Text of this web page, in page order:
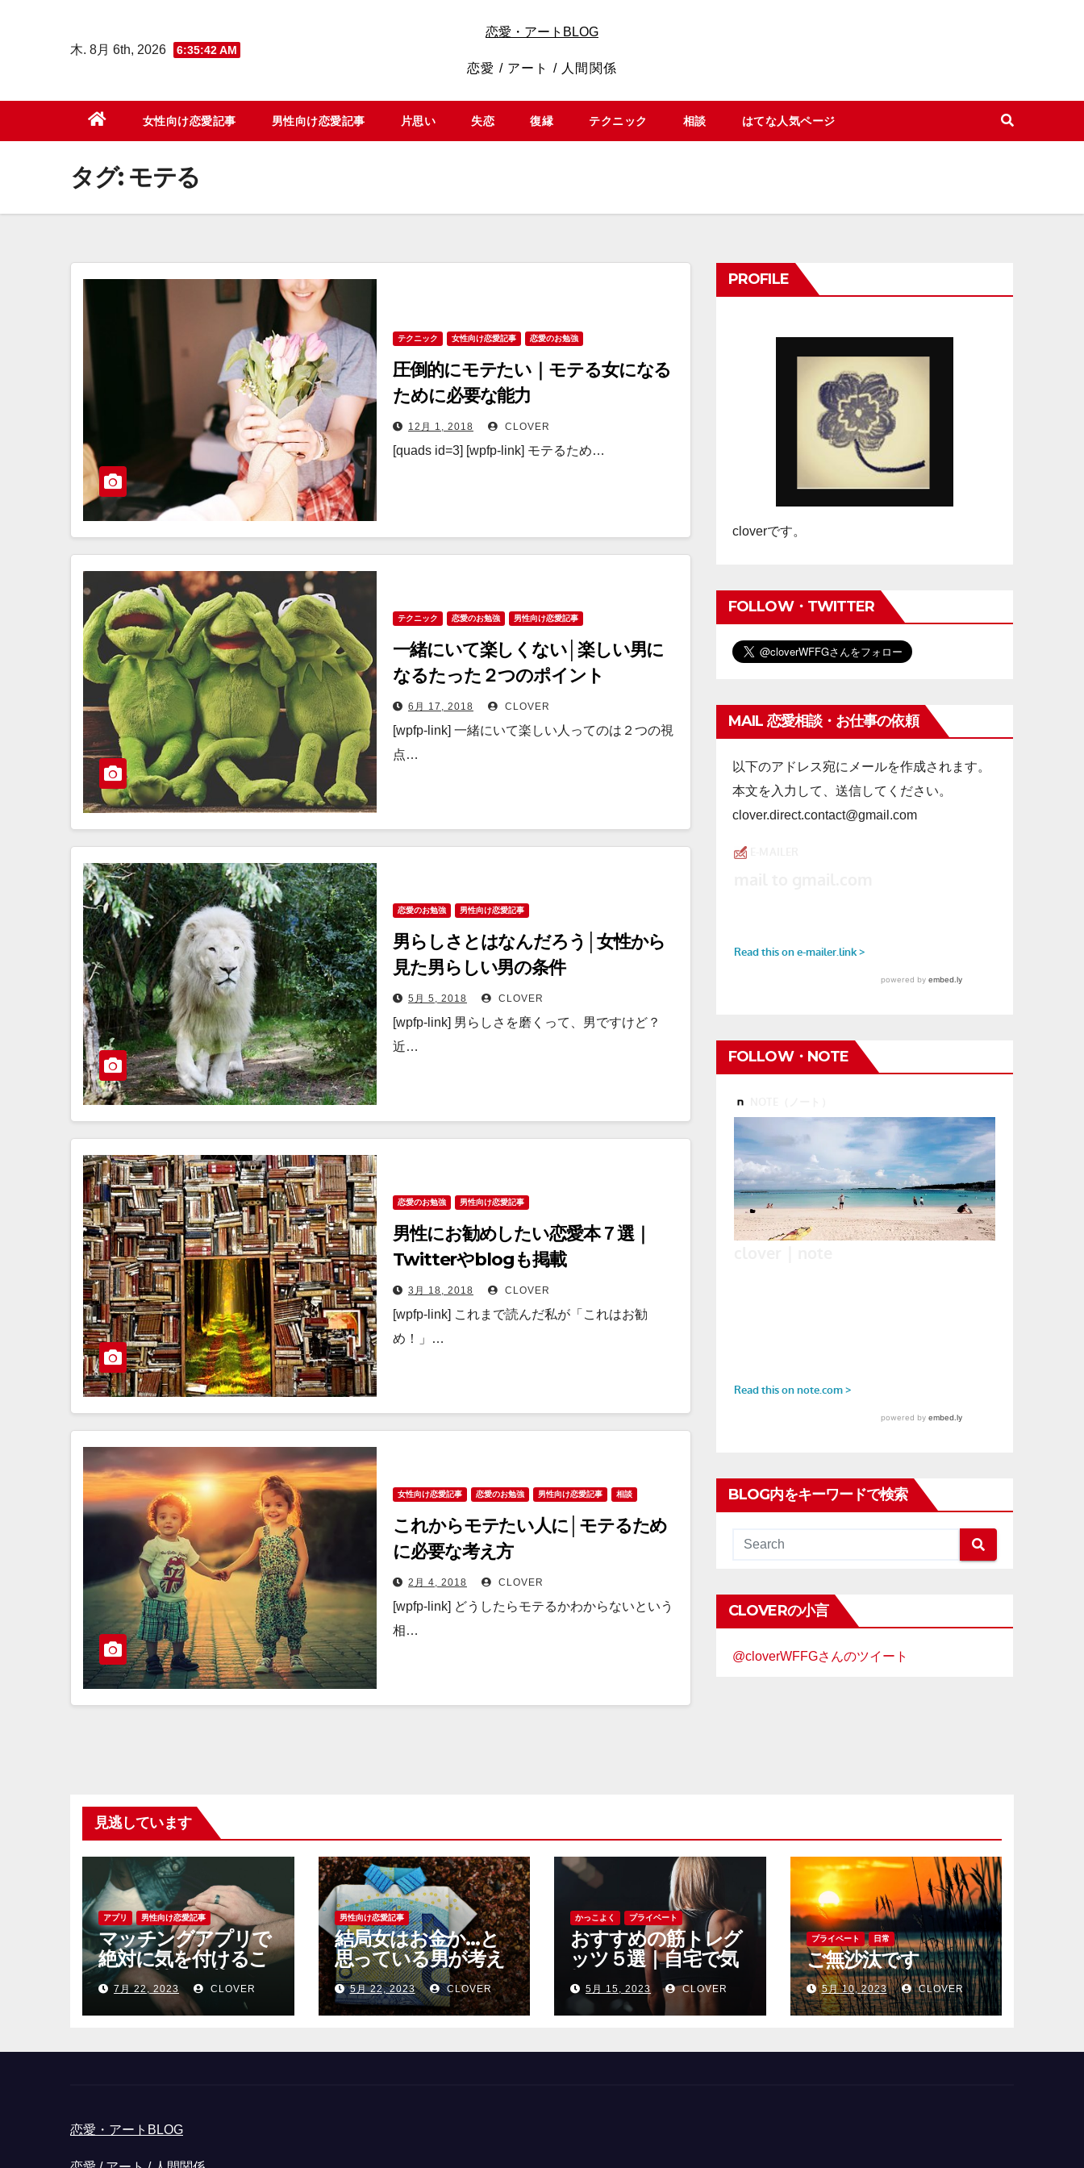
木. 8月 6th, 2026 6:35:43 AM
恋愛・アートBLOG
恋愛 / アート / 人間関係
女性向け恋愛記事 男性向け恋愛記事 片思い 失恋 復縁 テクニック 相談 はてな人気ページ
タグ: モテる
テクニック 女性向け恋愛記事 恋愛のお勉強
圧倒的にモテたい｜モテる女になる
ために必要な能力
12月 1, 2018 CLOVER
[quads id=3] [wpfp-link] モテるため…
テクニック 恋愛のお勉強 男性向け恋愛記事
一緒にいて楽しくない│楽しい男に
なるたった２つのポイント
6月 17, 2018 CLOVER
[wpfp-link] 一緒にいて楽しい人ってのは２つの視
点…
恋愛のお勉強 男性向け恋愛記事
男らしさとはなんだろう│女性から
見た男らしい男の条件
5月 5, 2018 CLOVER
[wpfp-link] 男らしさを磨くって、男ですけど？
近…
恋愛のお勉強 男性向け恋愛記事
男性にお勧めしたい恋愛本７選｜
Twitterやblogも掲載
3月 18, 2018 CLOVER
[wpfp-link] これまで読んだ私が「これはお勧
め！」…
女性向け恋愛記事 恋愛のお勉強 男性向け恋愛記事 相談
これからモテたい人に│モテるため
に必要な考え方
2月 4, 2018 CLOVER
[wpfp-link] どうしたらモテるかわからないという
相…
PROFILE
cloverです。
FOLLOW・TWITTER
MAIL 恋愛相談・お仕事の依頼
以下のアドレス宛にメールを作成されます。
本文を入力して、送信してください。
clover.direct.contact@gmail.com
FOLLOW・NOTE
BLOG内をキーワードで検索
CLOVERの小言
@cloverWFFGさんのツイート
見逃しています
アプリ 男性向け恋愛記事
マッチングアプリで
絶対に気を付けるこ
と｜男性が見落とし
がちな恐怖心と警戒
心
7月 22, 2023 CLOVER
男性向け恋愛記事
結局女はお金か…と
思っている男が考え
るべきこと
5月 22, 2023 CLOVER
かっこよく プライベート
おすすめの筋トレグ
ッツ５選｜自宅で気
軽に使えるおすすめ
の筋トレグッツをご
紹介
5月 15, 2023 CLOVER
プライベート 日常
ご無沙汰です
5月 10, 2023 CLOVER
恋愛・アートBLOG